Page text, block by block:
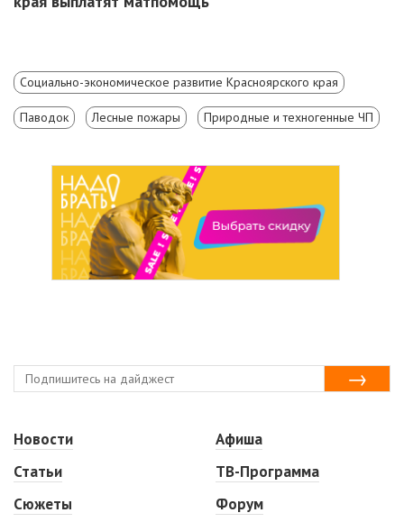
Социально-экономическое развитие Красноярского края
Паводок Лесные пожары Природные и техногенные ЧП
Новости
Статьи
Сюжеты
Афиша
ТВ-Программа
Форум